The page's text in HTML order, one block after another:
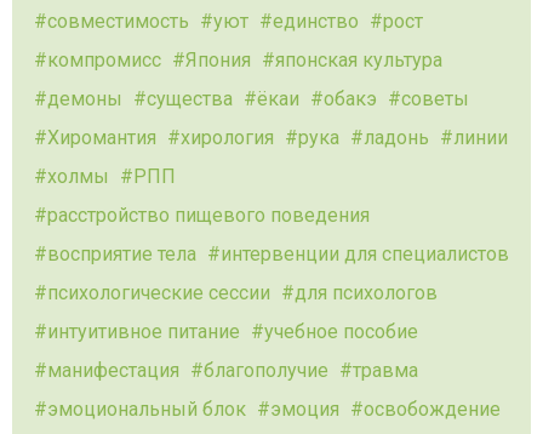
совместимость
уют единство
рост
компромисс
Япония
японская культура
демоны
существа ёкаи обакэ
советы
Хиромантия
хирология рука ладонь
линии
холмы
РПП
расстройство пищевого поведения
восприятие тела
интервенции для специалистов
психологические сессии
для психологов
интуитивное питание
учебное пособие
манифестация
благополучие
травма
эмоциональный блок
эмоция
освобождение